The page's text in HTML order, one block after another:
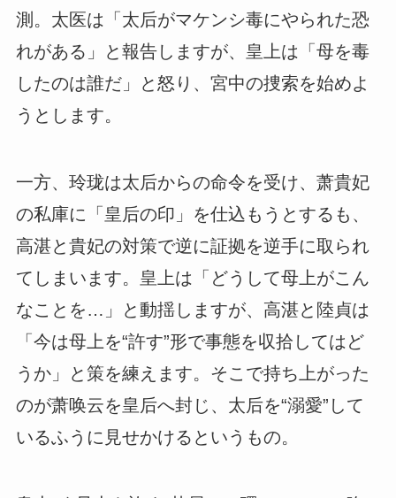
測。太医は「太后がマケンシ毒にやられた恐
れがある」と報告しますが、皇上は「母を毒
したのは誰だ」と怒り、宮中の捜索を始めよ
うとします。
一方、玲珑は太后からの命令を受け、萧貴妃
の私庫に「皇后の印」を仕込もうとするも、
高湛と貴妃の対策で逆に証拠を逆手に取られ
てしまいます。皇上は「どうして母上がこん
なことを…」と動揺しますが、高湛と陸貞は
「今は母上を“許す”形で事態を収拾してはど
うか」と策を練えます。そこで持ち上がった
のが萧唤云を皇后へ封じ、太后を“溺愛”して
いるふうに見せかけるというもの。